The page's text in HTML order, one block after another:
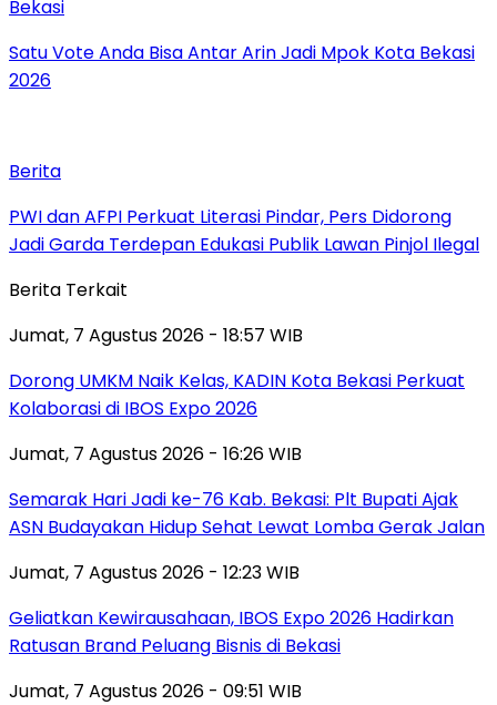
Bekasi
Satu Vote Anda Bisa Antar Arin Jadi Mpok Kota Bekasi
2026
Berita
PWI dan AFPI Perkuat Literasi Pindar, Pers Didorong
Jadi Garda Terdepan Edukasi Publik Lawan Pinjol Ilegal
Berita Terkait
Jumat, 7 Agustus 2026 - 18:57 WIB
Dorong UMKM Naik Kelas, KADIN Kota Bekasi Perkuat
Kolaborasi di IBOS Expo 2026
Jumat, 7 Agustus 2026 - 16:26 WIB
‎Semarak Hari Jadi ke-76 Kab. Bekasi: Plt Bupati Ajak
ASN Budayakan Hidup Sehat Lewat Lomba Gerak Jalan
Jumat, 7 Agustus 2026 - 12:23 WIB
‎Geliatkan Kewirausahaan, IBOS Expo 2026 Hadirkan
Ratusan Brand Peluang Bisnis di Bekasi
Jumat, 7 Agustus 2026 - 09:51 WIB